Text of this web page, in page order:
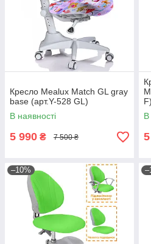
Кресло Mealux Match GL gray
base (арт.Y-528 GL)
В наявності
5 990 ₴ 7 500 ₴
В
–10%